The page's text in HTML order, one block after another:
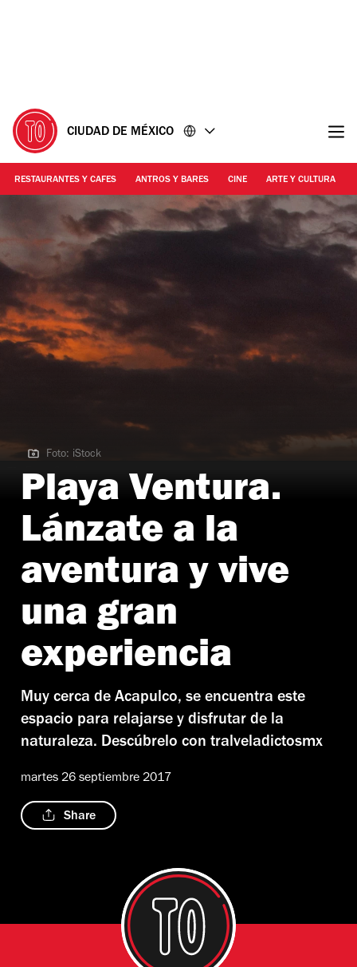
CIUDAD DE MÉXICO
RESTAURANTES Y CAFES ANTROS Y BARES CINE ARTE Y CULTURA
Foto: iStock
Foto: iStock
Playa Ventura.
Lánzate a la
aventura y vive
una gran
experiencia
Muy cerca de Acapulco, se encuentra este
espacio para relajarse y disfrutar de la
naturaleza. Descúbrelo con tralveladictosmx
martes 26 septiembre 2017
Share